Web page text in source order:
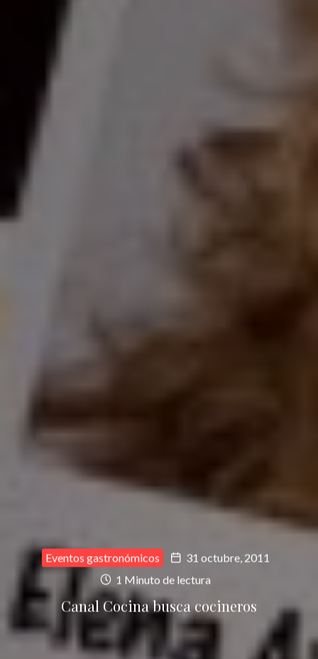
Eventos gastronómicos
31 octubre, 2011
1 Minuto de lectura
Canal Cocina busca cocineros